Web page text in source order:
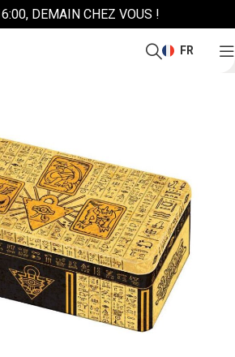
DEMAIN CHEZ VOUS !
FR